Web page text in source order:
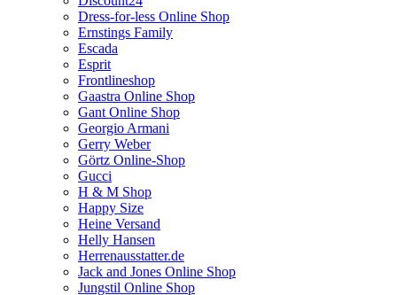
Dress-for-less Online Shop
Ernstings Family
Escada
Esprit
Frontlineshop
Gaastra Online Shop
Gant Online Shop
Georgio Armani
Gerry Weber
Görtz Online-Shop
Gucci
H & M Shop
Happy Size
Heine Versand
Helly Hansen
Herrenausstatter.de
Jack and Jones Online Shop
Jungstil Online Shop